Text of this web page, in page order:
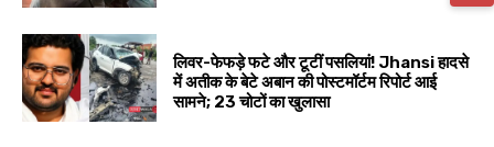
लिवर-फेफड़े फटे और टूटीं पसलियां! Jhansi हादसे
में अतीक के बेटे अबान की पोस्टमॉर्टम रिपोर्ट आई
सामने; 23 चोटों का खुलासा